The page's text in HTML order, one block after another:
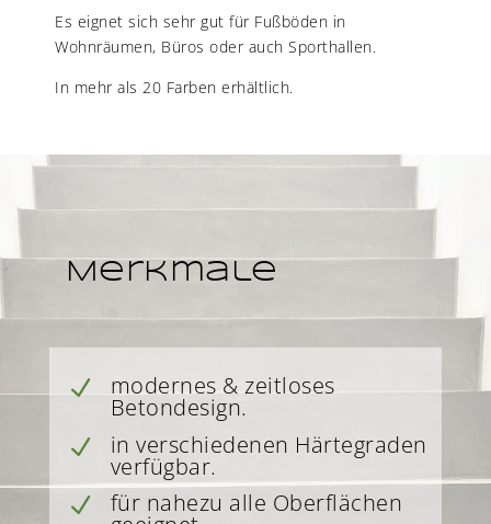
Es eignet sich sehr gut für Fußböden in
Wohnräumen, Büros oder auch Sporthallen.
In mehr als 20 Farben erhältlich.
Merkmale
N modernes & zeitloses
Betondesign.
N in verschiedenen Härtegraden
verfügbar.
N für nahezu alle Oberflächen